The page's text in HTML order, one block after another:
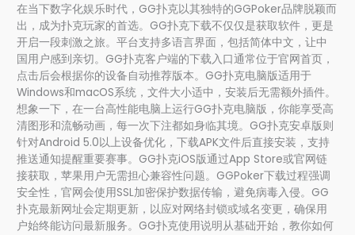
在当下数字化娱乐时代，GG扑克以其独特的GGPoker品牌脱颖而
出，成为扑克玩家的首选。GG扑克下载不仅仅是获取软件，更是
开启一段刺激之旅。平台支持多语言界面，包括简体中文，让中
国用户感到亲切。GG扑克客户端的下载入口通常位于官网首页，
点击后会根据你的设备自动推荐版本。GG扑克电脑版适用于
Windows和macOS系统，文件大小适中，安装后无需额外插件。
想象一下，在一台高性能电脑上运行GG扑克电脑版，你能享受高
清图形和流畅动画，每一次下注都如身临其境。GG扑克安卓版则
针对Android 5.0以上设备优化，下载APK文件后直接安装，支持
推送通知提醒重要赛事。GG扑克iOS版通过App Store或官网链
接获取，苹果用户无需担心兼容性问题。GGPoker下载过程强调
安全性，官网会使用SSL加密保护数据传输，避免病毒入侵。GG
扑克最新网址会定期更新，以应对网络封锁或域名变更，确保用
户始终能访问最新服务。GG扑克使用说明从基础开始，教你如何